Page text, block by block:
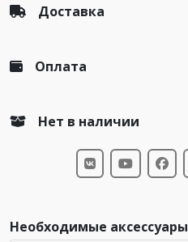
Доставка
Оплата
Нет в наличии
Необходимые аксессуары